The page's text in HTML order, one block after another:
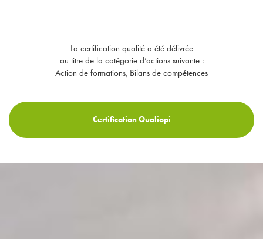
La certification qualité a été délivrée
au titre de la catégorie d’actions suivante :
Action de formations, Bilans de compétences
Certification Qualiopi